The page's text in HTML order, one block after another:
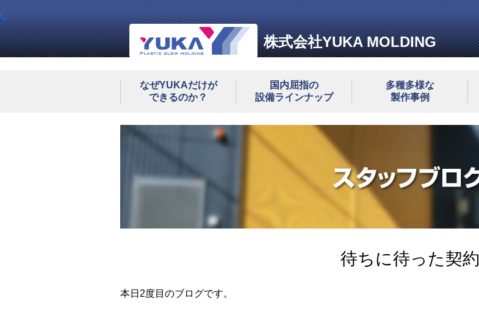
株式会社YUKA MOLDING
なぜYUKAだけが
できるのか？
国内屈指の
設備ラインナップ
多種多様な
製作事例
待ちに待った契約
本日2度目のブログです。